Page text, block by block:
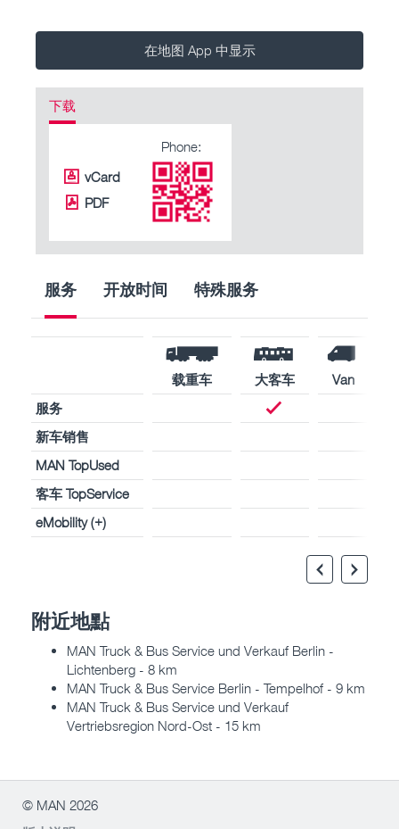
在地图 App 中显示
下载
vCard
PDF
Phone:
服务 开放时间 特殊服务
载重车 大客车
Van
服务
新车销售
MAN TopUsed
客车 TopService
eMobility (+)
附近地點
MAN Truck & Bus Service und Verkauf Berlin -
Lichtenberg - 8 km
MAN Truck & Bus Service Berlin - Tempelhof - 9 km
MAN Truck & Bus Service und Verkauf
Vertriebsregion Nord-Ost - 15 km
© MAN 2026